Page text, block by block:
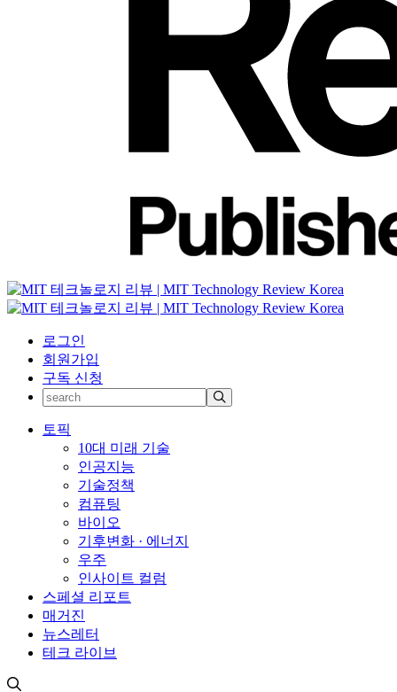
로그인
회원가입
구독 신청
토픽
10대 미래 기술
인공지능
기술정책
컴퓨팅
바이오
기후변화 · 에너지
우주
인사이트 컬럼
스페셜 리포트
매거진
뉴스레터
테크 라이브